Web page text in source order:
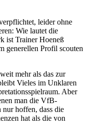
leider ohne
Wie lautet die
ist Trainer Hoeneß
generellen Profil scouten
mehr als das zur
Vieles im Unklaren
Aber
man die VfB-
hoffen, dass die
hat als die von